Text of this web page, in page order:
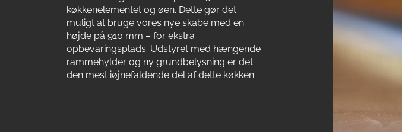
køkkenelementet og øen. Dette gør det
muligt at bruge vores nye skabe med en
højde på 910 mm – for ekstra
opbevaringsplads. Udstyret med hængende
rammehylder og ny grundbelysning er det
den mest iøjnefaldende del af dette køkken.